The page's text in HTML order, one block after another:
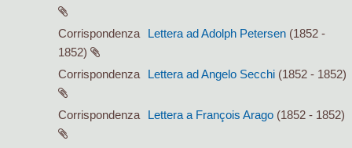
Corrispondenza Lettera ad Adolph Petersen (1852 -
1852)
Corrispondenza
Lettera ad Angelo Secchi (1852 - 1852)
Corrispondenza Lettera a François Arago (1852 - 1852)